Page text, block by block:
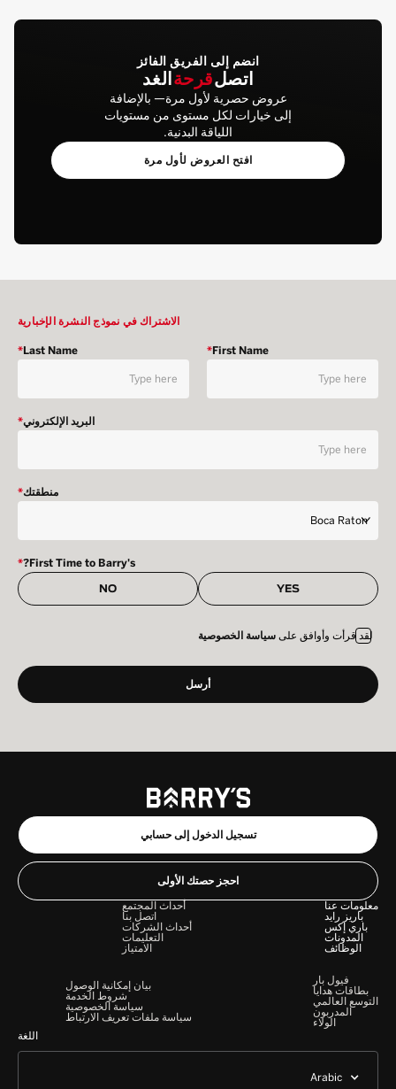
انضم إلى الفريق الفائز
اتصلقرحة الغد
عروض حصرية لأول مرة— بالإضافة
إلى خيارات لكل مستوى من مستويات
اللياقة البدنية.
افتح العروض لأول مرة
الاشتراك في نموذج النشرة الإخبارية
First Name
*
Last Name
*
البريد الإلكتروني*
منطقتك*
First Time to Barry's?
*
YES
NO
لقد قرأت وأوافق على سياسة الخصوصية
تسجيل الدخول إلى حسابي
احجز حصتك الأولى
معلومات عنا
باريز رايد
باري إكس
المدونات
الوظائف
أحداث المجتمع
اتصل بنا
أحداث الشركات
التعليمات
الامتياز
فيول بار
بطاقات هدايا
التوسع العالمي
المدربون
الولاء
بيان إمكانية الوصول
شروط الخدمة
سياسة الخصوصية
سياسة ملفات تعريف الارتباط
اللغة
Arabic